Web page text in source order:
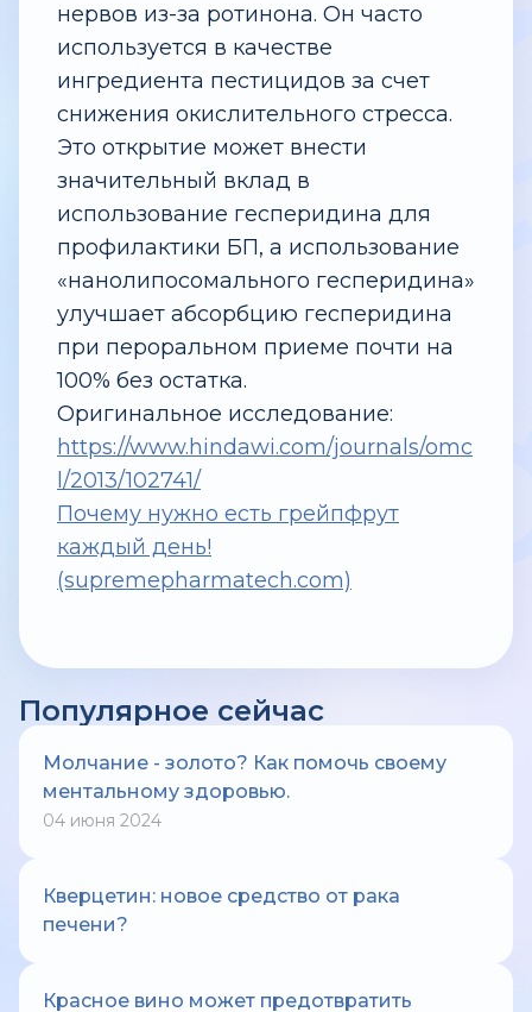
нервов из-за ротинона. Он часто
используется в качестве
ингредиента пестицидов за счет
снижения окислительного стресса.
Это открытие может внести
значительный вклад в
использование гесперидина для
профилактики БП, а использование
«нанолипосомального гесперидина»
улучшает абсорбцию гесперидина
при пероральном приеме почти на
100% без остатка.
Оригинальное исследование:
https://www.hindawi.com/journals/omc
l/2013/102741/
Почему нужно есть грейпфрут
каждый день!
(supremepharmatech.com)
Популярное сейчас
Молчание - золото? Как помочь своему
ментальному здоровью.
04 июня 2024
Кверцетин: новое средство от рака
печени?
Красное вино может предотвратить